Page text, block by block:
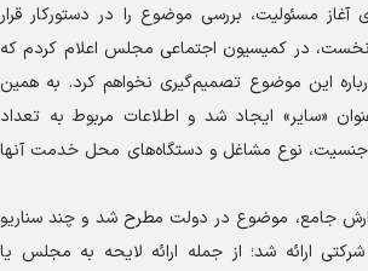
آغاز مسئولیت، بررسی موضوع را در دستورکار قرار
در کمیسیون اجتماعی مجلس اعلام کردم که
این موضوع تصمیم‌گیری نخواهم کرد. به همین
«سایر» ایجاد شد و اطلاعات مربوط به تعداد
جنسیت، نوع مشاغل و دستگاه‌های محل خدمت آنها
جامع، موضوع در دولت مطرح شد و چند سناریو
ارائه شد؛ از جمله ارائه لایحه به مجلس یا